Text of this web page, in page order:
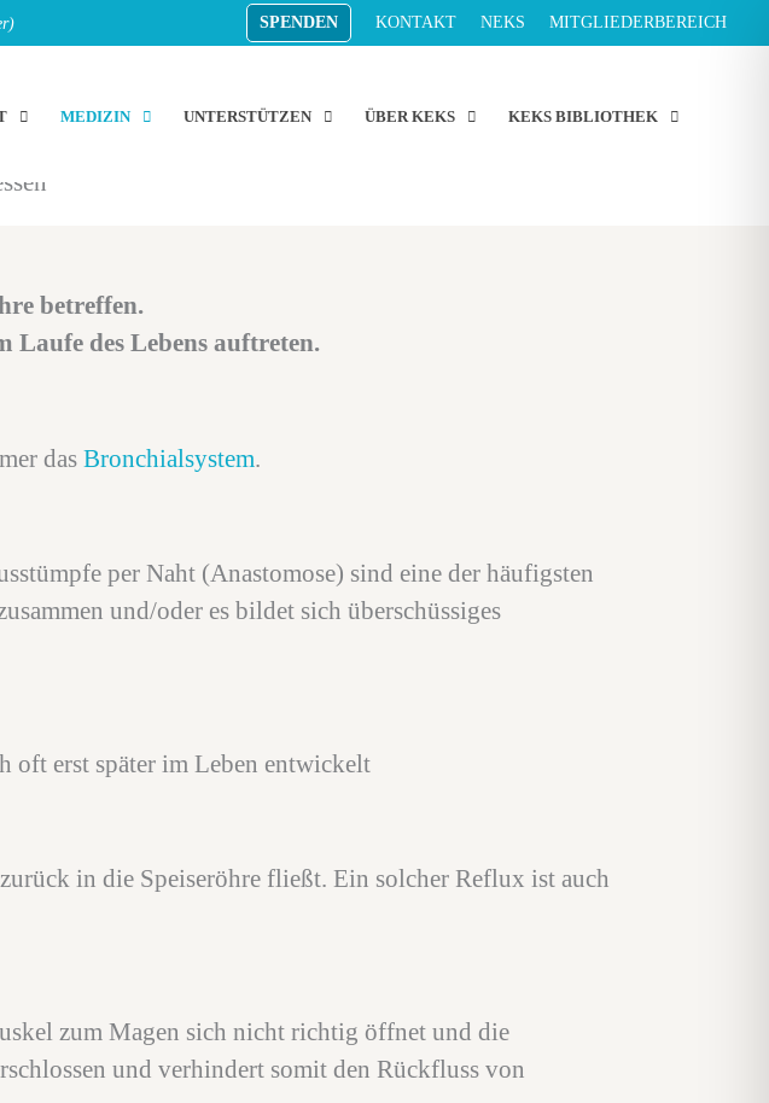
SPENDEN KONTAKT NEKS MITGLIEDERBEREICH
MEDIZIN UNTERSTÜTZEN ÜBER KEKS KEKS BIBLIOTHEK
betreffen.
Laufe des Lebens auftreten.
das Bronchialsystem.
per Naht (Anastomose) sind eine der häufigsten
und/oder es bildet sich überschüssiges
oft erst später im Leben entwickelt
in die Speiseröhre fließt. Ein solcher Reflux ist auch
zum Magen sich nicht richtig öffnet und die
und verhindert somit den Rückfluss von